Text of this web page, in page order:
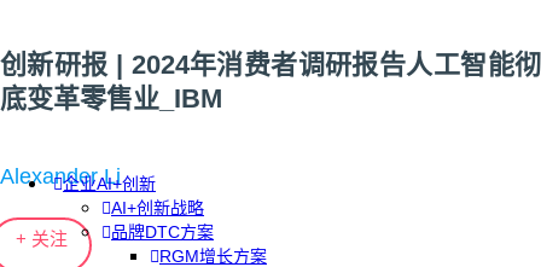
企业AI+创新
AI+创新战略
品牌DTC方案
RGM增长方案
创新研报 | 2024年消费者调研报告人工智能彻
底变革零售业_IBM
Alexander Li
+ 关注